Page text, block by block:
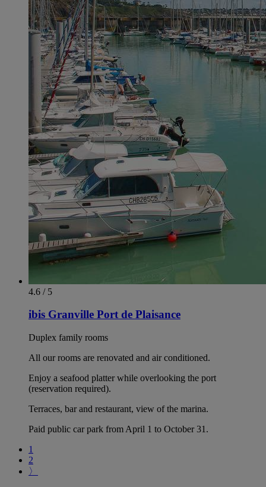
4.6 / 5
ibis Granville Port de Plaisance
Duplex family rooms
All our rooms are renovated and air conditioned.
Enjoy a seafood platter while overlooking the port
(reservation required).
Terraces, bar and restaurant, view of the marina.
Paid public car park from April 1 to October 31.
1
2
〉